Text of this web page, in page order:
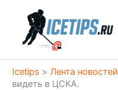
содержимому
Icetips > Лента новостей
видеть в ЦСКА.